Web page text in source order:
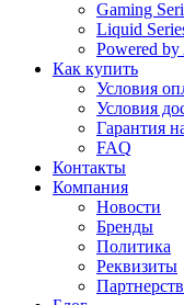
Gaming
Liquid
Powered by
Как купить
Условия
Условия
Гарантия
FAQ
Контакты
Компания
Новости
Бренды
Политика
Реквизиты